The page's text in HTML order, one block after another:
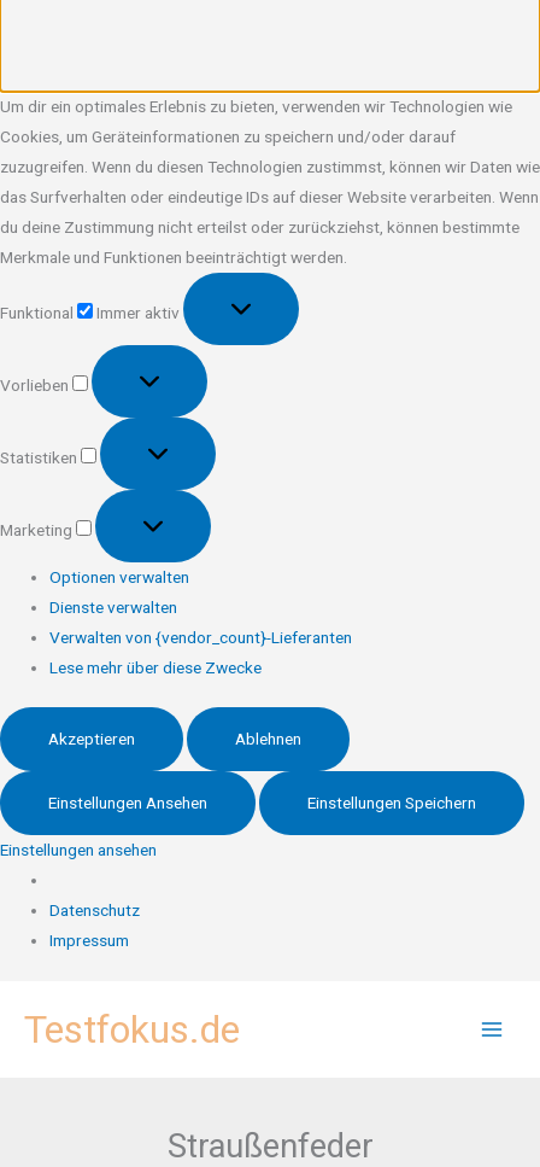
Um dir ein optimales Erlebnis zu bieten, verwenden wir Technologien wie
Cookies, um Geräteinformationen zu speichern und/oder darauf
zuzugreifen. Wenn du diesen Technologien zustimmst, können wir Daten wie
das Surfverhalten oder eindeutige IDs auf dieser Website verarbeiten. Wenn
du deine Zustimmung nicht erteilst oder zurückziehst, können bestimmte
Merkmale und Funktionen beeinträchtigt werden.
Funktional
Immer aktiv
Vorlieben
Vorlieben
Statistiken
Statistiken
Marketing
Marketing
Optionen verwalten
Dienste verwalten
Verwalten von {vendor_count}-Lieferanten
Lese mehr über diese Zwecke
Akzeptieren Ablehnen
Einstellungen Ansehen Einstellungen Speichern
Einstellungen ansehen
Datenschutz
Impressum
InhaltTestfokus.de
Straußenfeder